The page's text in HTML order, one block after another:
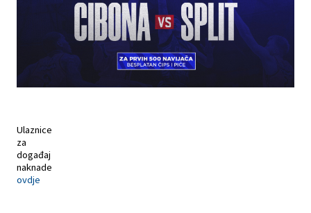
Ulaznice
za
događaj
naknade
ovdje